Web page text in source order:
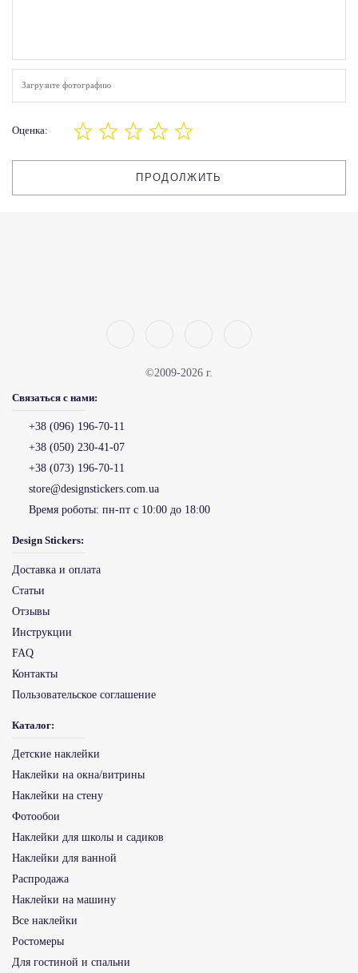
Загрузите фотографию
Оценка:
ПРОДОЛЖИТЬ
©2009-2026 г.
Связаться с нами:
+38 (096) 196-70-11
+38 (050) 230-41-07
+38 (073) 196-70-11
store@designstickers.com.ua
Время роботы: пн-пт с 10:00 до 18:00
Design Stickers:
Доставка и оплата
Статьи
Отзывы
Инструкции
FAQ
Контакты
Пользовательское соглашение
Каталог:
Детские наклейки
Наклейки на окна/витрины
Наклейки на стену
Фотообои
Наклейки для школы и садиков
Наклейки для ванной
Распродажа
Наклейки на машину
Все наклейки
Ростомеры
Для гостиной и спальни